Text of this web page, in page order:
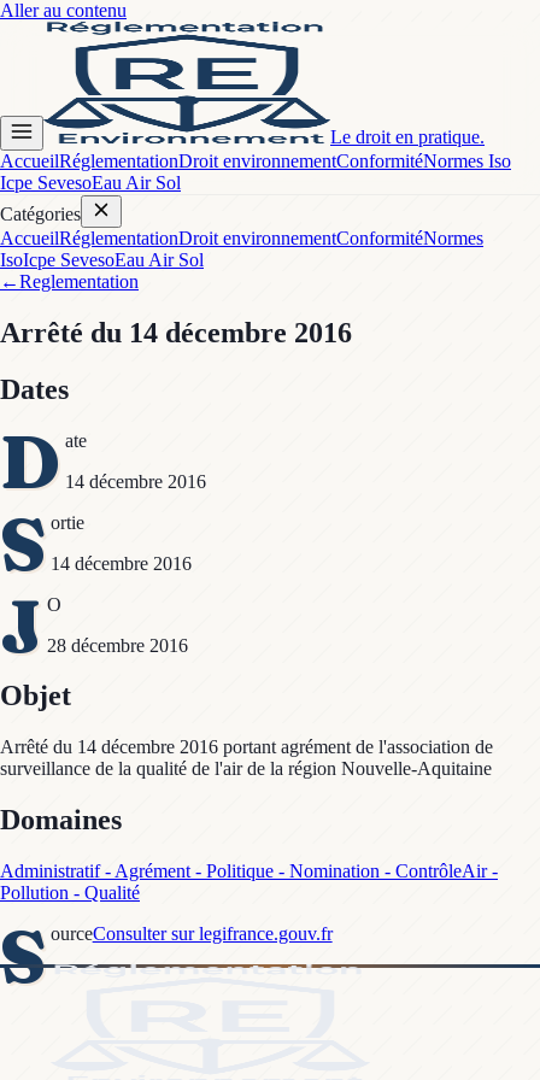
Aller au contenu
Le droit en pratique.
AccueilRéglementationDroit environnementConformitéNormes Iso
Icpe SevesoEau Air Sol
Catégories
AccueilRéglementationDroit environnementConformitéNormes
IsoIcpe SevesoEau Air Sol
←Reglementation
Arrêté du 14 décembre 2016
Dates
D ate
14 décembre 2016
S ortie
14 décembre 2016
J O
28 décembre 2016
Objet
Arrêté du 14 décembre 2016 portant agrément de l'association de
surveillance de la qualité de l'air de la région Nouvelle-Aquitaine
Domaines
Administratif - Agrément - Politique - Nomination - ContrôleAir -
Pollution - Qualité
S ourceConsulter sur legifrance.gouv.fr